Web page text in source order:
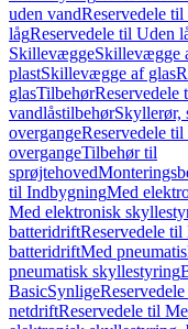
uden vandReservedele
lågReservedele til Uden
SkillevæggeSkillevægge
plastSkillevægge af glas
glasTilbehørReservedele
vandlåstilbehørSkyllerør,
overgangeReservedele
overgangeTilbehør til
sprøjtehoved
til IndbygningMed
Med elektronisk
batteridriftReservedele
batteridriftMed
pneumatisk skyllestyring
BasicSynlige
netdriftReservedele til